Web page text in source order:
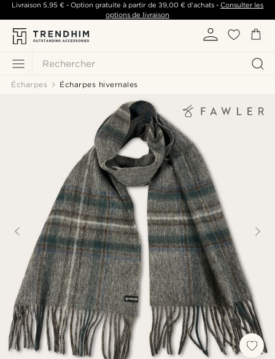
Rechercher
Livraison 5,95 €- Option gratuite à partir de 39,00 €d'achats -Consulter les
options de livraison
Écharpes Écharpes hivernales